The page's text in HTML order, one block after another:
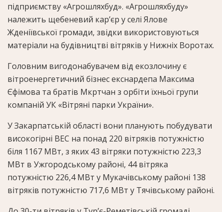
підприємству «Агрошляхбуд». «Агрошляхбуду»
належить щебеневий кар’єр у селі Ялове
Жденіївської громади, звідки використовуються
матеріали на будівництві вітряків у Нижніх Воротах.
Головним вигодонабувачем від екозлочину є
вітроенергетичний бізнес екснардепа Максима
Єфімова та братів Мкртчан з орбіти їхньої групи
компаній УК «Вітряні парки України».
У Закарпатській області вони планують побудувати
високогірні ВЕС на понад 220 вітряків потужністю
біля 1167 МВт, з яких 43 вітряки потужністю 223,3
МВт в Ужгородському районі, 44 вітряка
потужністю 226,4 МВт у Мукачівському районі 138
вітряків потужністю 717,6 МВт у Тячівському районі.